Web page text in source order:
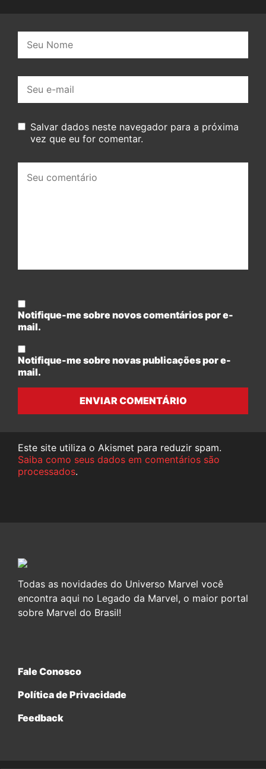
mail:
Salvar dados neste navegador para a próxima
vez que eu for comentar.
comentário:
Notifique-me sobre novos comentários por e-
mail.
Notifique-me sobre novas publicações por e-
mail.
ENVIAR COMENTÁRIO
Este site utiliza o Akismet para reduzir spam.
Saiba como seus dados em comentários são
processados.
Todas as novidades do Universo Marvel você
encontra aqui no Legado da Marvel, o maior portal
sobre Marvel do Brasil!
Fale Conosco
Política de Privacidade
Feedback